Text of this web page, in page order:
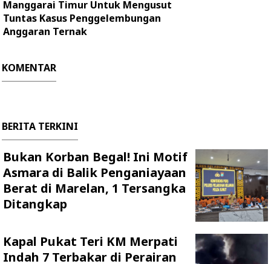
Manggarai Timur Untuk Mengusut
Tuntas Kasus Penggelembungan
Anggaran Ternak
KOMENTAR
BERITA TERKINI
Bukan Korban Begal! Ini Motif
Asmara di Balik Penganiayaan
Berat di Marelan, 1 Tersangka
Ditangkap
Kapal Pukat Teri KM Merpati
Indah 7 Terbakar di Perairan